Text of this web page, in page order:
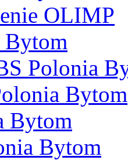
OLIMP
Bytom
Polonia
Bytom
Bytom
Bytom